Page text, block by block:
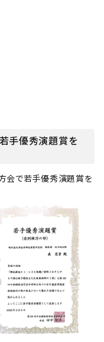
手優秀演題賞を
会で若手優秀演題賞を